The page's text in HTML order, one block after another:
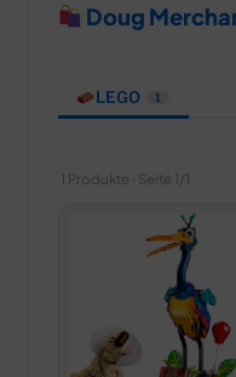
Doug
LEGO 1
1 Produkte · Seite 1/1